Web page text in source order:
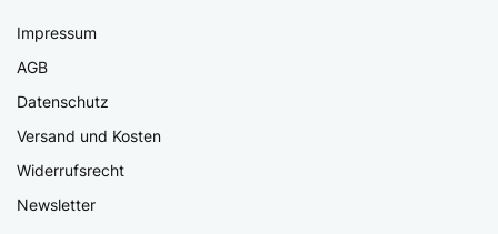
Impressum
AGB
Datenschutz
Versand und Kosten
Widerrufsrecht
Newsletter